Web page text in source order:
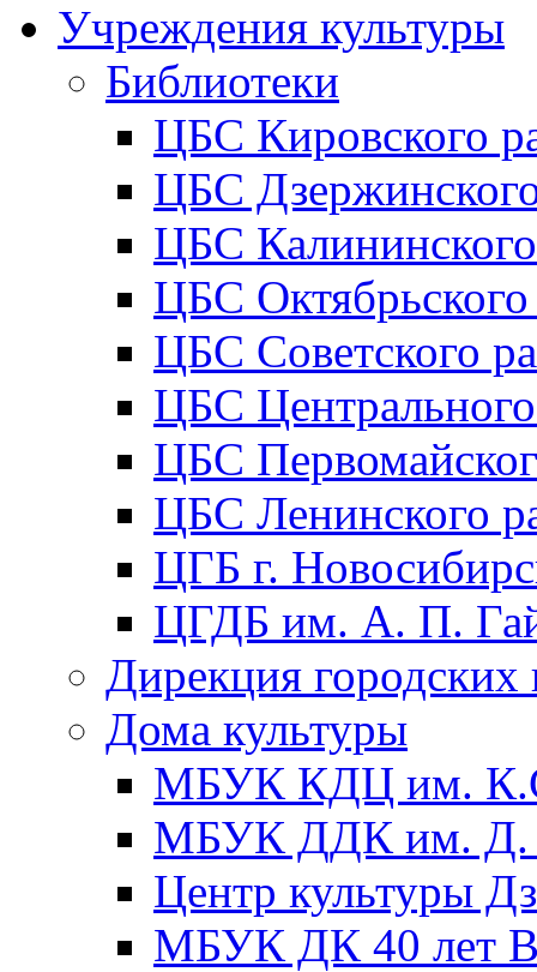
Учреждения культуры
Библиотеки
ЦБС Кировского
ЦБС
ЦБС
ЦБС
ЦБС Советского
ЦБС
ЦБС
ЦБС Ленинского
ЦГБ г.
ЦГДБ им. А. П.
Дирекция городских
Дома культуры
МБУК КДЦ им.
МБУК ДДК им. Д.
Центр культуры
МБУК ДК 40 лет